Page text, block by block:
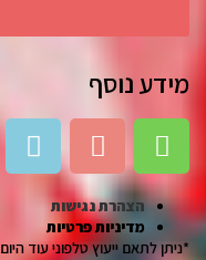
מידע נוסף
הצהרת נגישות
מדיניות פרטיות
*ניתן לתאם ייעוץ טלפוני עוד היום